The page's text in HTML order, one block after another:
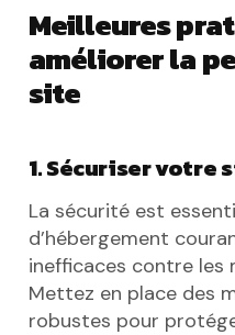
Meilleures
améliorer la
site
1. Sécuriser votre
La sécurité est
d’hébergement
inefficaces contre les
Mettez en place des
robustes pour